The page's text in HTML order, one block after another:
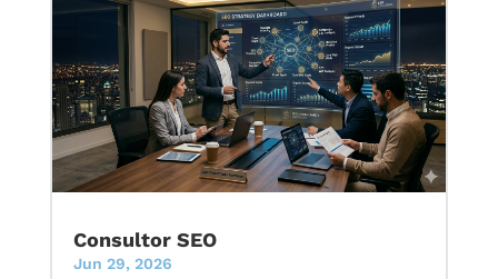
Consultor SEO
Jun 29, 2026